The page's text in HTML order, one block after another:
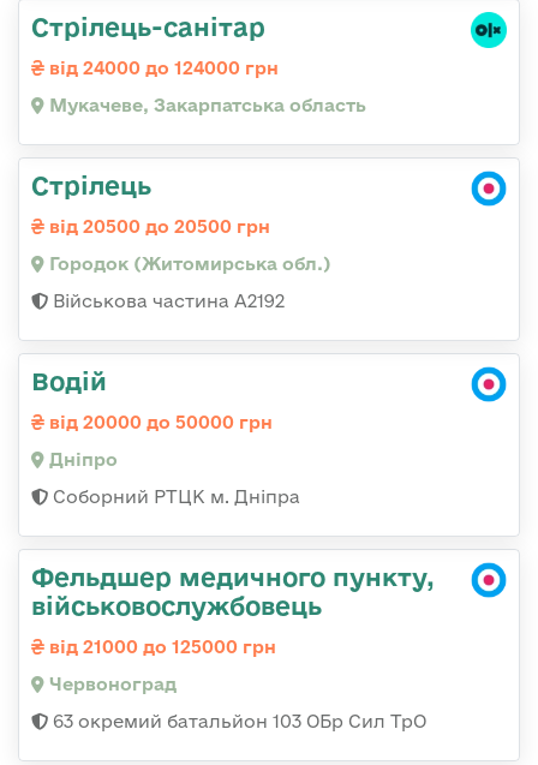
Стрілець-санітар
від 24000 до 124000 грн
Мукачеве, Закарпатська область
Стрілець
від 20500 до 20500 грн
Городок (Житомирська обл.)
Військова частина А2192
Водій
від 20000 до 50000 грн
Дніпро
Соборний РТЦК м. Дніпра
Фельдшер медичного пункту,
військовослужбовець
від 21000 до 125000 грн
Червоноград
63 окремий батальйон 103 ОБр Сил ТрО